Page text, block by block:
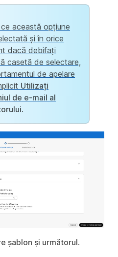
această opțiune
și în orice
dacă debifați
casetă de selectare,
de apelare
Utilizați
de e-mail al
.
șablon și următorul.